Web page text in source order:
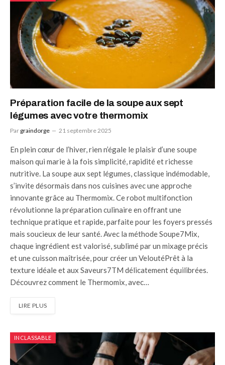
Préparation facile de la soupe aux sept
légumes avec votre thermomix
Par graindorge 21 septembre 2025
En plein cœur de l’hiver, rien n’égale le plaisir d’une soupe
maison qui marie à la fois simplicité, rapidité et richesse
nutritive. La soupe aux sept légumes, classique indémodable,
s’invite désormais dans nos cuisines avec une approche
innovante grâce au Thermomix. Ce robot multifonction
révolutionne la préparation culinaire en offrant une
technique pratique et rapide, parfaite pour les foyers pressés
mais soucieux de leur santé. Avec la méthode Soupe7Mix,
chaque ingrédient est valorisé, sublimé par un mixage précis
et une cuisson maîtrisée, pour créer un VeloutéPrêt à la
texture idéale et aux Saveurs7TM délicatement équilibrées.
Découvrez comment le Thermomix, avec…
LIRE PLUS
INCLASSABLE